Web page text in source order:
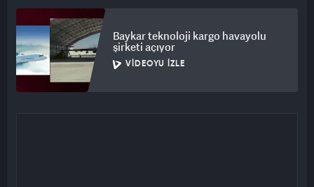
sağlayacak. Şu anda bu rakam 150 milyar dolar seviyesinde, 3
trilyon dolara çıkacak. Bu çok büyük bir eğilim ve tüm ülkeleri
etkileyecek." ifadelerini kullandı.
Vedyakhin, yapay zeka ajanlarının klasik tüketici
davranışlarından farklı hareket edeceğine dikkati çekerek,
Baykar teknoloji kargo havayolu
şirketi açıyor
VIDEOYU İZLE